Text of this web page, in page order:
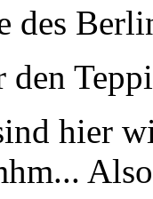
des
hier